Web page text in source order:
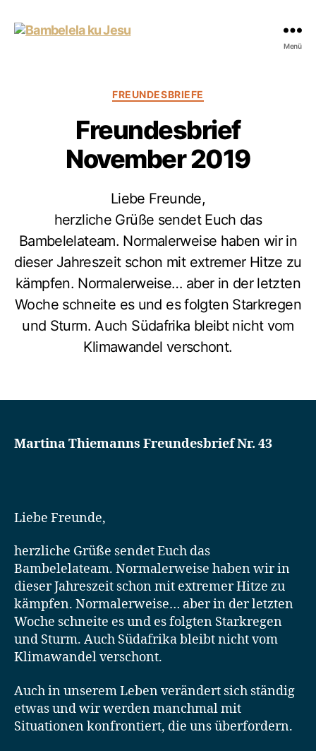
Menü
Kategorien
FREUNDESBRIEFE
Freundesbrief
November 2019
Liebe Freunde,
herzliche Grüße sendet Euch das
Bambelelateam. Normalerweise haben wir in
dieser Jahreszeit schon mit extremer Hitze zu
kämpfen. Normalerweise… aber in der letzten
Woche schneite es und es folgten Starkregen
und Sturm. Auch Südafrika bleibt nicht vom
Klimawandel verschont.
Martina Thiemanns Freundesbrief Nr. 43
Liebe Freunde,
herzliche Grüße sendet Euch das
Bambelelateam. Normalerweise haben wir in
dieser Jahreszeit schon mit extremer Hitze zu
kämpfen. Normalerweise… aber in der letzten
Woche schneite es und es folgten Starkregen
und Sturm. Auch Südafrika bleibt nicht vom
Klimawandel verschont.
Auch in unserem Leben verändert sich ständig
etwas und wir werden manchmal mit
Situationen konfrontiert, die uns überfordern.